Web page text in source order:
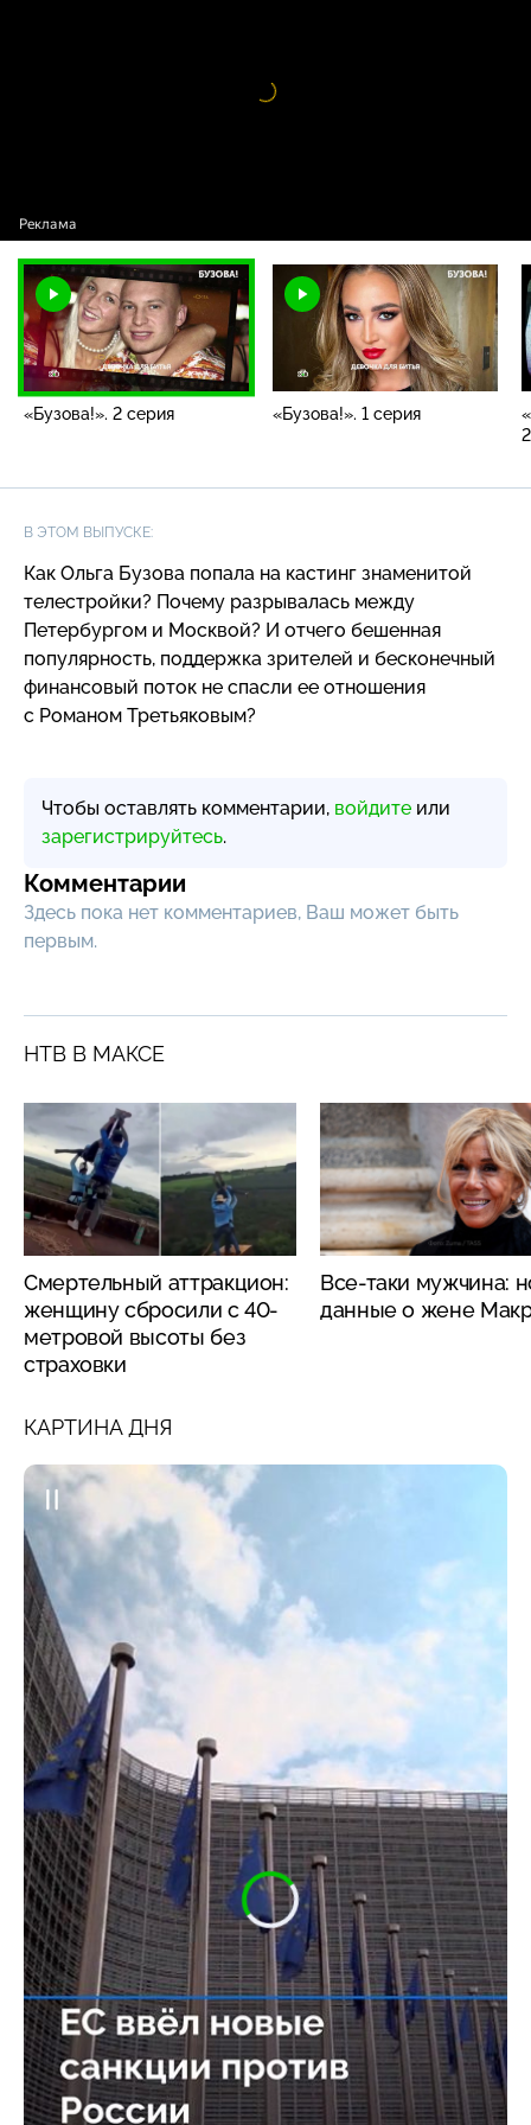
Видео
проигрыватель
«Бузова!». 2 серия «Бузова!». 1 серия
В ЭТОМ ВЫПУСКЕ:
Как Ольга Бузова попала на кастинг знаменитой
телестройки? Почему разрывалась между
Петербургом и Москвой? И отчего бешенная
популярность, поддержка зрителей и бесконечный
финансовый поток не спасли ее отношения
с Романом Третьяковым?
Чтобы оставлять комментарии, войдите или
зарегистрируйтесь.
Комментарии
Здесь пока нет комментариев, Ваш может быть
первым.
НТВ В МАКСЕ
Смертельный аттракцион:
женщину сбросили с 40-
метровой высоты без
страховки
Все-таки мужчина:
данные о жене
КАРТИНА ДНЯ